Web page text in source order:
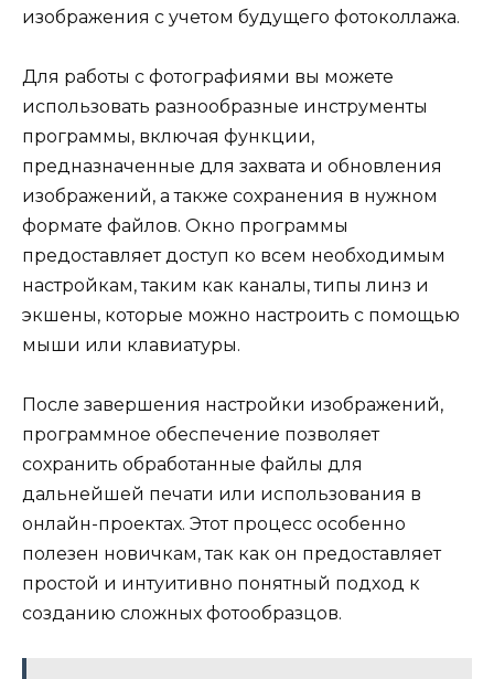
изображения с учетом будущего фотоколлажа.
Для работы с фотографиями вы можете
использовать разнообразные инструменты
программы, включая функции,
предназначенные для захвата и обновления
изображений, а также сохранения в нужном
формате файлов. Окно программы
предоставляет доступ ко всем необходимым
настройкам, таким как каналы, типы линз и
экшены, которые можно настроить с помощью
мыши или клавиатуры.
После завершения настройки изображений,
программное обеспечение позволяет
сохранить обработанные файлы для
дальнейшей печати или использования в
онлайн-проектах. Этот процесс особенно
полезен новичкам, так как он предоставляет
простой и интуитивно понятный подход к
созданию сложных фотообразцов.